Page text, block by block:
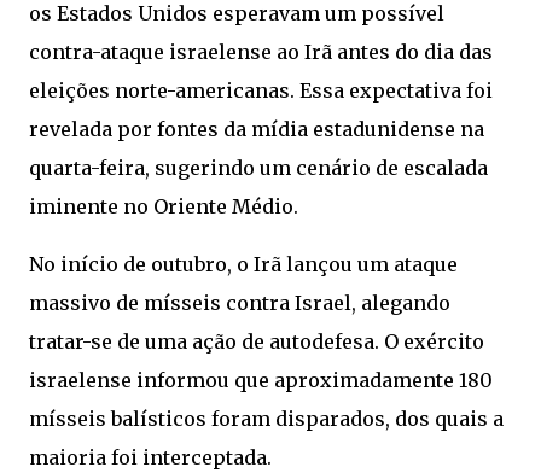
os Estados Unidos esperavam um possível
contra-ataque israelense ao Irã antes do dia das
eleições norte-americanas. Essa expectativa foi
revelada por fontes da mídia estadunidense na
quarta-feira, sugerindo um cenário de escalada
iminente no Oriente Médio.
No início de outubro, o Irã lançou um ataque
massivo de mísseis contra Israel, alegando
tratar-se de uma ação de autodefesa. O exército
israelense informou que aproximadamente 180
mísseis balísticos foram disparados, dos quais a
maioria foi interceptada.